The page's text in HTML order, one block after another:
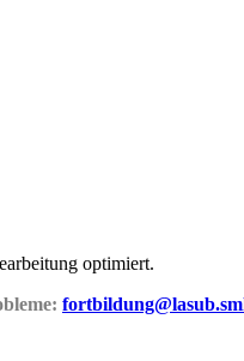
optimiert.